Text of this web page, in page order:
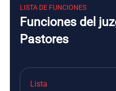
LISTA DE FUNCIONES
Funciones del
Pastores
Lista